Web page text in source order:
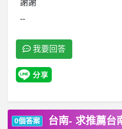
謝謝
--
我要回答
0個答案
台南- 求推薦台